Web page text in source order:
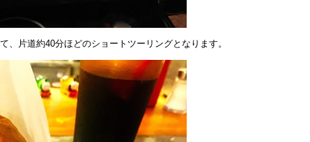
、片道約40分ほどのショートツーリングとなります。